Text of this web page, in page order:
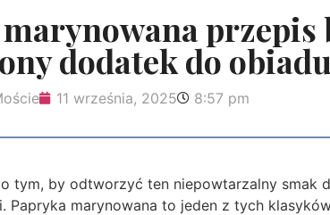
przepis
dodatek do obiadu
11 września, 2025 8:57 pm
tym, by odtworzyć ten niepowtarzalny
Papryka marynowana to jeden z tych